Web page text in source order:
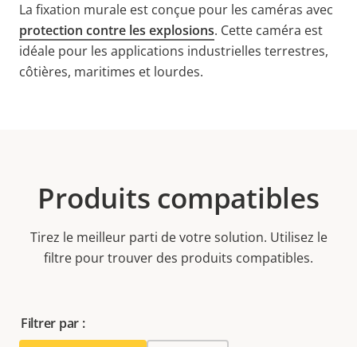
La fixation murale est conçue pour les caméras avec
protection contre les explosions. Cette caméra est
idéale pour les applications industrielles terrestres,
côtières, maritimes et lourdes.
Produits compatibles
Tirez le meilleur parti de votre solution. Utilisez le
filtre pour trouver des produits compatibles.
Filtrer par :